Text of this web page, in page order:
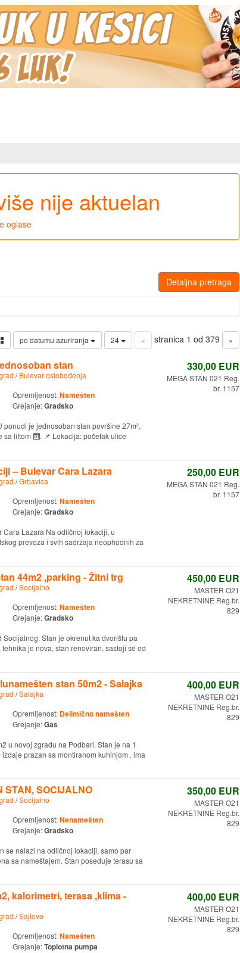
nije aktuelan
oglase
Detaljna pretraga
po datumu ažuriranja 24 « stranica 1 od 379 »
stan
/Bulevar oslobođenja
Opremljenost:Namešten
Grejanje:Gradsko
ponudi je jednosoban stan površine 27m²,
liftom 🛗. 📌 Lokacija: početak ulice
330,00EUR
MEGA STAN 021 Reg.
br. 1157
– Bulevar Cara Lazara
/Grbavica
Opremljenost:Namešten
Grejanje:Gradsko
Lazara Na odličnoj lokaciji, u
prevoza i svih sadržaja neophodnih za
250,00EUR
MEGA STAN 021 Reg.
br. 1157
44m2 ,parking - Žitni trg
/Socijalno
Opremljenost:Namešten
Grejanje:Gradsko
Stan je okrenut ka dvorištu pa
je nova, stan renoviran, sastoji se od
450,00EUR
MASTER O21
NEKRETNINE Reg.br.
829
stan 50m2 - Salajka
/Salajka
Opremljenost: Delimično namešten
Grejanje:Gas
u novoj zgradu na Podbari. Stan je na 1
prazan sa montiranom kuhinjom , ima
400,00EUR
MASTER O21
NEKRETNINE Reg.br.
829
STAN, SOCIJALNO
/Socijalno
Opremljenost:Nenamešten
Grejanje:Gradsko
se nalazi na odličnoj lokaciji, samo par
sa nameštajem. Stan poseduje terasu sa
350,00EUR
MASTER O21
NEKRETNINE Reg.br.
829
kalorimetri, terasa ,klima -
/Sajlovo
Opremljenost:Namešten
Grejanje:Toplotna pumpa
400,00EUR
MASTER O21
NEKRETNINE Reg.br.
829